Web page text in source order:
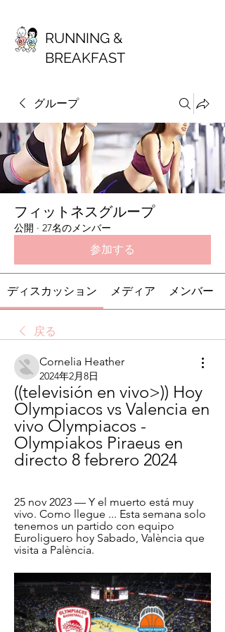
RUNNING &
BREAKFAST
グループ
フィットネスグループ
公開 · 27名のメンバー
参加する
ディスカッション メディア メンバー
戻る
Cornelia Heather
2024年2月8日
((televisión en vivo>)) Hoy
Olympiacos vs Valencia en
vivo Olympiacos -
Olympiakos Piraeus en
directo 8 febrero 2024
25 nov 2023 — Y el muerto está muy
vivo. Como llegue ... Esta semana solo
tenemos un partido con equipo
Euroliguero hoy Sabado, València que
visita a Palència.